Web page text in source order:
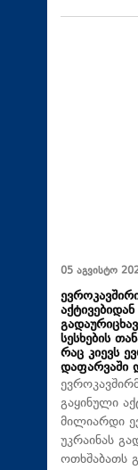
05 აგვისტო
სესხების
რაც კიევს
დაფარვაში
გაყინული
მილიარდი
უკრაინას
ოთხშაბათს